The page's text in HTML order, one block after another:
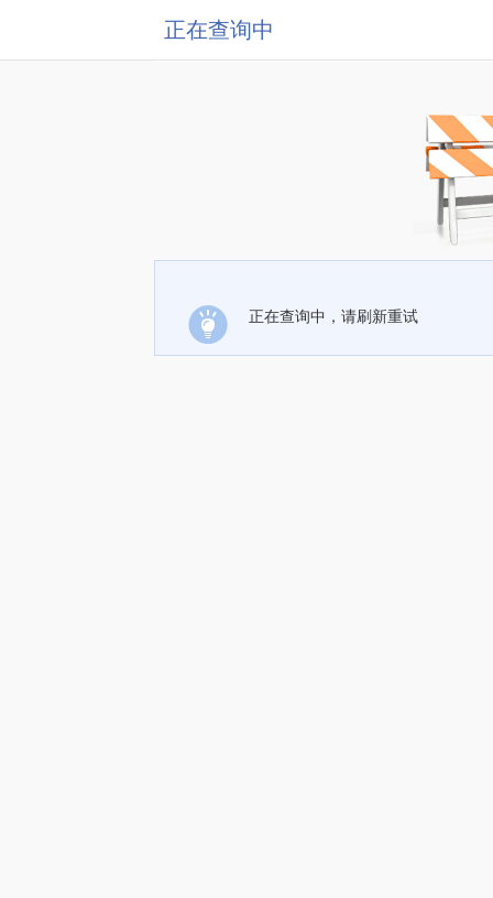
正在查询中
正在查询中，请刷新重试